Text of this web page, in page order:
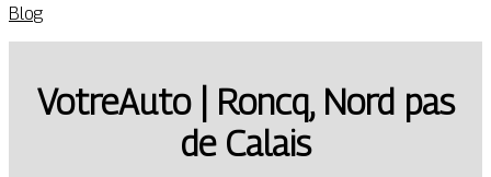
Blog
VotreAuto | Roncq, Nord pas
de Calais